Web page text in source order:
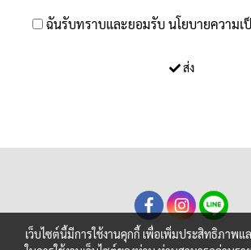
ฉันรับทราบและยอมรับนโยบายความเ
ส่ง
เว็บไซต์นี้มีการใช้งานคุกกี้ เพื่อเพิ่มประสิทธิภาพ